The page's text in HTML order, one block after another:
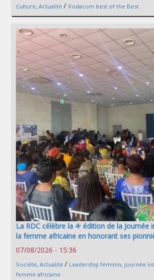
Culture, Actualité / Vodacom best of the Best
La RDC célèbre la 4ᵉ édition de la Journée
la femme africaine en honorant ses
07/08/2026 - 15:36
Société, Actualité / Leadership féminin, journée
femme africaine